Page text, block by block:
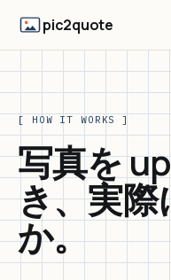
pic2quote
[ HOW IT WORKS ]
写真を
き、実際
か。